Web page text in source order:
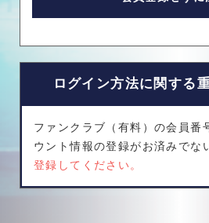
ログイン方法に関する
ファンクラブ（有料）の会員番
ウント情報の登録がお済みでな
登録してください。